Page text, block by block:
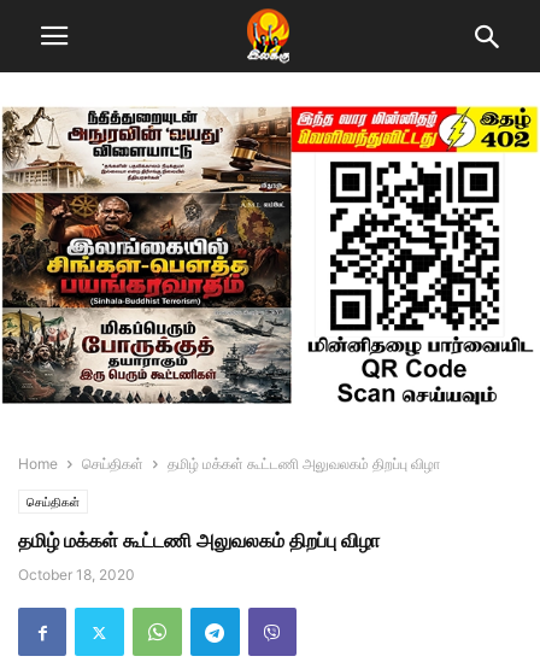
Home செய்திகள் தமிழ் மக்கள் கூட்டணி அலுவலகம் திறப்பு விழா
செய்திகள்
தமிழ் மக்கள் கூட்டணி அலுவலகம் திறப்பு விழா
October 18, 2020